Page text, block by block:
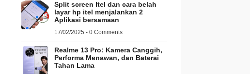
Split screen Itel dan cara belah
layar hp itel menjalankan 2
Aplikasi bersamaan
17/02/2025 - 0 Comments
Realme 13 Pro: Kamera Canggih,
Performa Menawan, dan Baterai
Tahan Lama